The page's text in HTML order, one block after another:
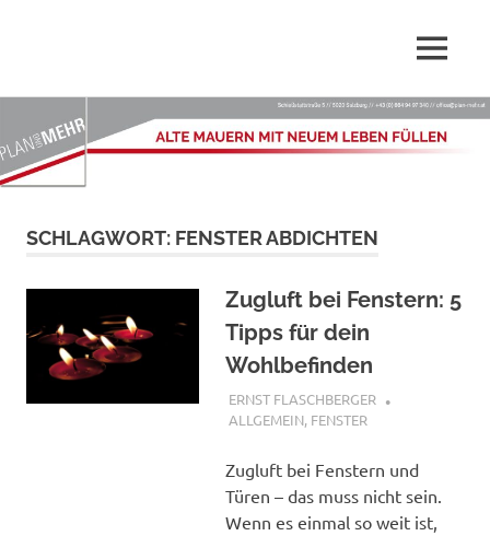
Inhalt
springen
Mehr.at
–
Alte
Mauern
mit
neuem
PLAN
und
MEHR
GmbH
sind
rund
Planen,
Sanieren
Innenarchitektur
MENÜ
SCHLAGWORT: FENSTER ABDICHTEN
Zugluft bei Fenstern: 5
Tipps für dein
Wohlbefinden
29. MÄRZ 2017
ERNST FLASCHBERGER
ALLGEMEIN, FENSTER
Zugluft bei Fenstern und
Türen – das muss nicht sein.
Wenn es einmal so weit ist,